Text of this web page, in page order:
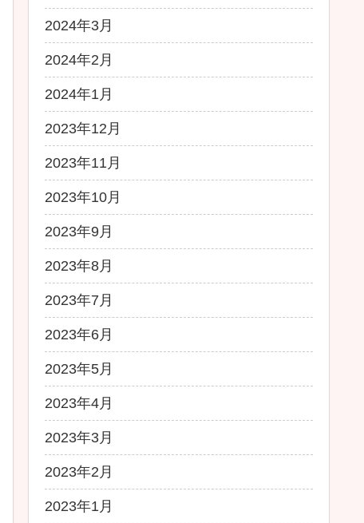
2024年3月
2024年2月
2024年1月
2023年12月
2023年11月
2023年10月
2023年9月
2023年8月
2023年7月
2023年6月
2023年5月
2023年4月
2023年3月
2023年2月
2023年1月